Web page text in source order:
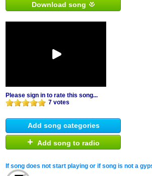
Download song
Please sign in to rate this song...
7 votes
Add song categories
+ Add song to radio
If song does not start playing or if song is not a